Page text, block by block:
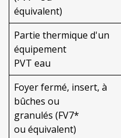
équivalent)
Partie thermique d'un
équipement
PVT eau
Foyer fermé, insert, à
bûches ou
granulés (FV7*
ou équivalent)